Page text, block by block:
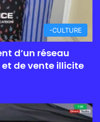
-CULTURE
d’un réseau
de vente illicite